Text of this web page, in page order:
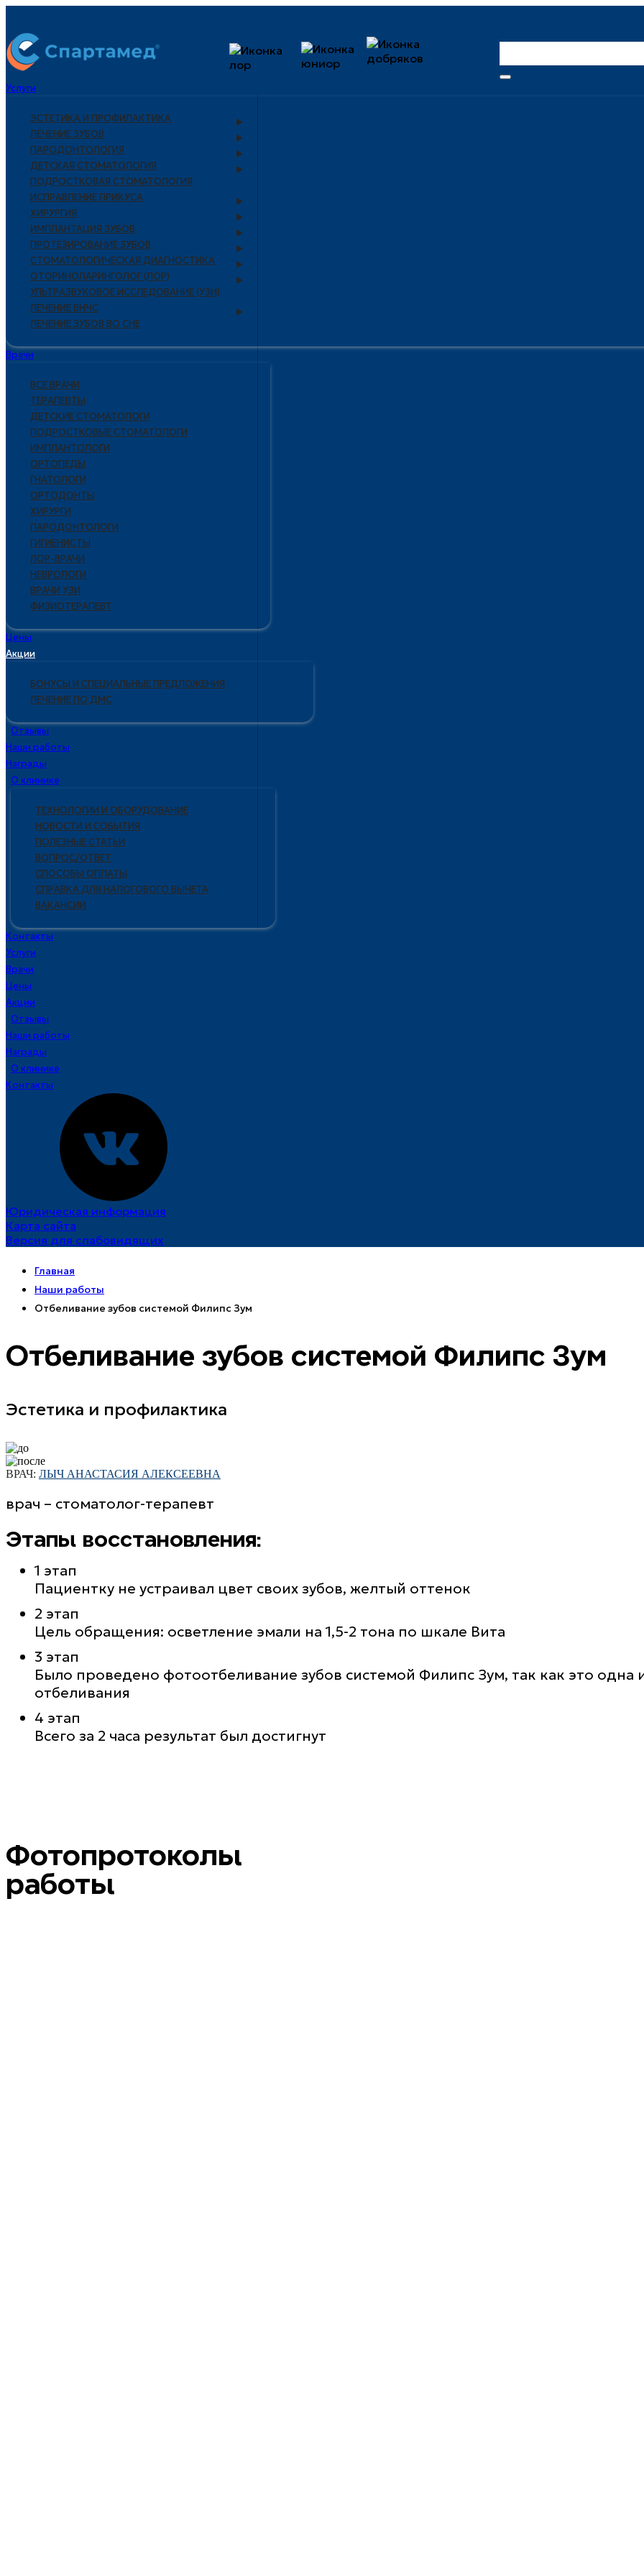
Услуги
ЭСТЕТИКА И ПРОФИЛАКТИКА
ЛЕЧЕНИЕ ЗУБОВ
ПАРОДОНТОЛОГИЯ
ДЕТСКАЯ СТОМАТОЛОГИЯ
ПОДРОСТКОВАЯ СТОМАТОЛОГИЯ
ИСПРАВЛЕНИЕ ПРИКУСА
ХИРУРГИЯ
ИМПЛАНТАЦИЯ ЗУБОВ
ПРОТЕЗИРОВАНИЕ ЗУБОВ
СТОМАТОЛОГИЧЕСКАЯ ДИАГНОСТИКА
ОТОРИНОЛАРИНГОЛОГ (ЛОР)
УЛЬТРАЗВУКОВОЕ ИССЛЕДОВАНИЕ (УЗИ)
ЛЕЧЕНИЕ ВНЧС
ЛЕЧЕНИЕ ЗУБОВ ВО СНЕ
Врачи
ВСЕ ВРАЧИ
ТЕРАПЕВТЫ
ДЕТСКИЕ СТОМАТОЛОГИ
ПОДРОСТКОВЫЕ СТОМАТОЛОГИ
ИМПЛАНТОЛОГИ
ОРТОПЕДЫ
ГНАТОЛОГИ
ОРТОДОНТЫ
ХИРУРГИ
ПАРОДОНТОЛОГИ
ГИГИЕНИСТЫ
ЛОР-ВРАЧИ
НЕВРОЛОГИ
ВРАЧИ УЗИ
ФИЗИОТЕРАПЕВТ
Цены
Акции
БОНУСЫ И СПЕЦИАЛЬНЫЕ ПРЕДЛОЖЕНИЯ
ЛЕЧЕНИЕ ПО ДМС
Отзывы
Наши работы
Награды
О клинике
ТЕХНОЛОГИИ И ОБОРУДОВАНИЕ
НОВОСТИ И СОБЫТИЯ
ПОЛЕЗНЫЕ СТАТЬИ
ВОПРОС/ОТВЕТ
СПОСОБЫ ОПЛАТЫ
СПРАВКА ДЛЯ НАЛОГОВОГО ВЫЧЕТА
ВАКАНСИИ
Контакты
Услуги
Врачи
Цены
Акции
Отзывы
Наши работы
Награды
О клинике
Контакты
Юридическая информация
Карта сайта
Версия для слабовидящих
Главная
Наши работы
Отбеливание зубов системой Филипс Зум
Отбеливание зубов системой Филипс Зум
Эстетика и профилактика
ВРАЧ: ЛЫЧ АНАСТАСИЯ АЛЕКСЕЕВНА
врач – стоматолог-терапевт
Этапы восстановления:
1 этап
Пациентку не устраивал цвет своих зубов, желтый оттенок
2 этап
Цель обращения: осветление эмали на 1,5-2 тона по шкале Вита
3 этап
Было проведено фотоотбеливание зубов системой Филипс Зум, так как это
отбеливания
4 этап
Всего за 2 часа результат был достигнут
Фотопротоколы
работы